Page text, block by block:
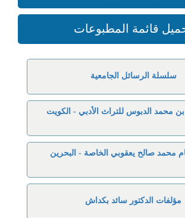
قائمة المطبوعات
سلسلة الرسائل الجامعية
محمد الدبوس للتراث الأدبي - الكويت
محمد صالح يعقوبي الخاصة - البحرين
مؤلفات الدكتور سائد بكداش